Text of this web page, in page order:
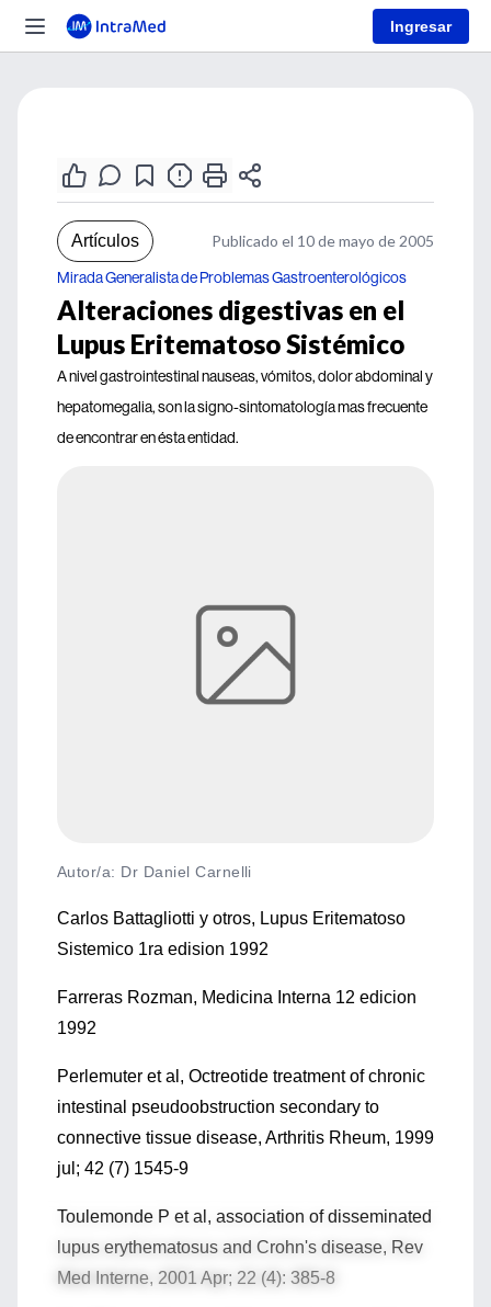
Ingresar
Artículos Publicado el 10 de mayo de 2005
Mirada Generalista de Problemas Gastroenterológicos
Alteraciones digestivas en el
Lupus Eritematoso Sistémico
A nivel gastrointestinal nauseas, vómitos, dolor abdominal y
hepatomegalia, son la signo-sintomatología mas frecuente
de encontrar en ésta entidad.
Autor/a: Dr Daniel Carnelli
Carlos Battagliotti y otros, Lupus Eritematoso
Sistemico 1ra edision 1992
Farreras Rozman, Medicina Interna 12 edicion
1992
Perlemuter et al, Octreotide treatment of chronic
intestinal pseudoobstruction secondary to
connective tissue disease, Arthritis Rheum, 1999
jul; 42 (7) 1545-9
Toulemonde P et al, association of disseminated
lupus erythematosus and Crohn's disease, Rev
Med Interne, 2001 Apr; 22 (4): 385-8